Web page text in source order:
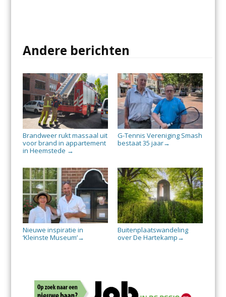
Andere berichten
Brandweer rukt massaal uit
voor brand in appartement
in Heemstede →
G-Tennis Vereniging Smash
bestaat 35 jaar→
Nieuwe inspiratie in
‘Kleinste Museum’→
Buitenplaatswandeling
over De Hartekamp →